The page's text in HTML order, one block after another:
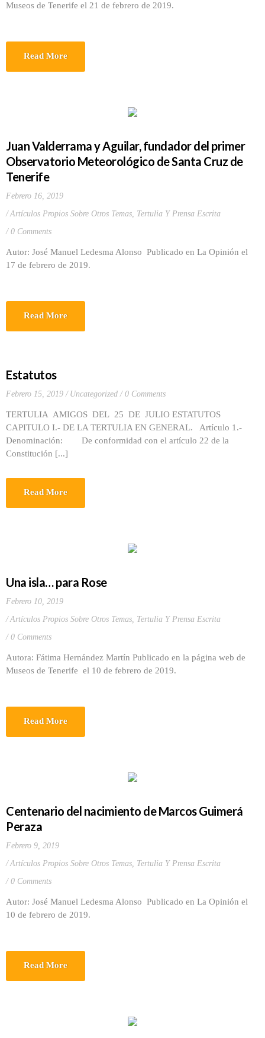
Museos de Tenerife el 21 de febrero de 2019.
Read More
Juan Valderrama y Aguilar, fundador del primer
Observatorio Meteorológico de Santa Cruz de
Tenerife
Febrero 16, 2019
Artículos Propios Sobre Otros Temas, Tertulia Y Prensa Escrita
0 Comments
Autor: José Manuel Ledesma Alonso Publicado en La Opinión el
17 de febrero de 2019.
Read More
Estatutos
Febrero 15, 2019 Uncategorized 0 Comments
TERTULIA AMIGOS DEL 25 DE JULIO ESTATUTOS
CAPITULO I.- DE LA TERTULIA EN GENERAL. Artículo 1.-
Denominación: De conformidad con el artículo 22 de la
Constitución [...]
Read More
Una isla… para Rose
Febrero 10, 2019
Artículos Propios Sobre Otros Temas, Tertulia Y Prensa Escrita
0 Comments
Autora: Fátima Hernández Martín Publicado en la página web de
Museos de Tenerife el 10 de febrero de 2019.
Read More
Centenario del nacimiento de Marcos Guimerá
Peraza
Febrero 9, 2019
Artículos Propios Sobre Otros Temas, Tertulia Y Prensa Escrita
0 Comments
Autor: José Manuel Ledesma Alonso Publicado en La Opinión el
10 de febrero de 2019.
Read More